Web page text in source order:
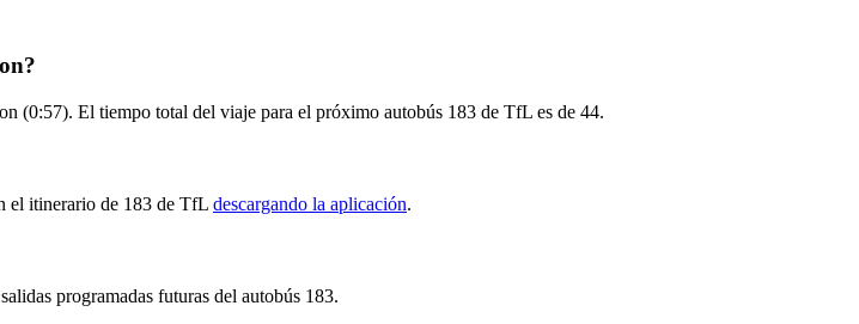
(0:57). El tiempo total del viaje para el próximo autobús 183 de TfL es de 44.
el itinerario de 183 de TfL descargando la aplicación.
programadas futuras del autobús 183.